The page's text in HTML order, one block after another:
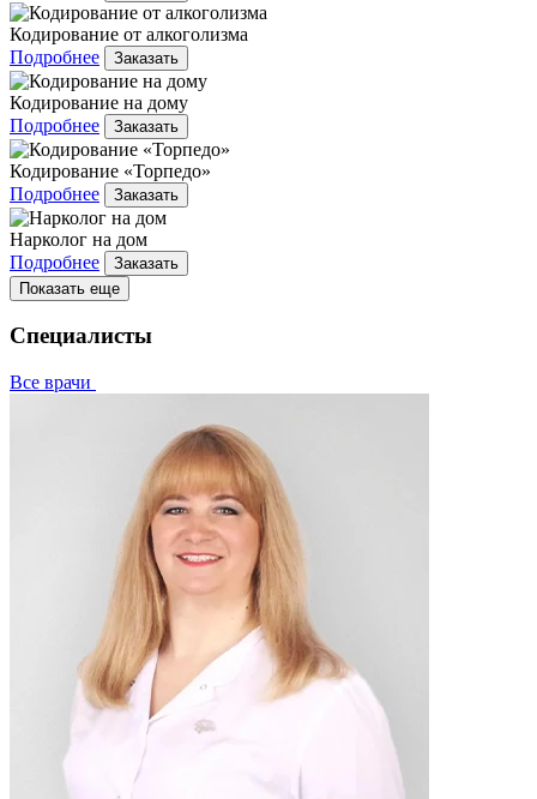
Кодирование от алкоголизма
Подробнее
Заказать
Кодирование на дому
Подробнее
Заказать
Кодирование «Торпедо»
Подробнее
Заказать
Нарколог на дом
Подробнее
Заказать
Показать еще
Специалисты
Все врачи